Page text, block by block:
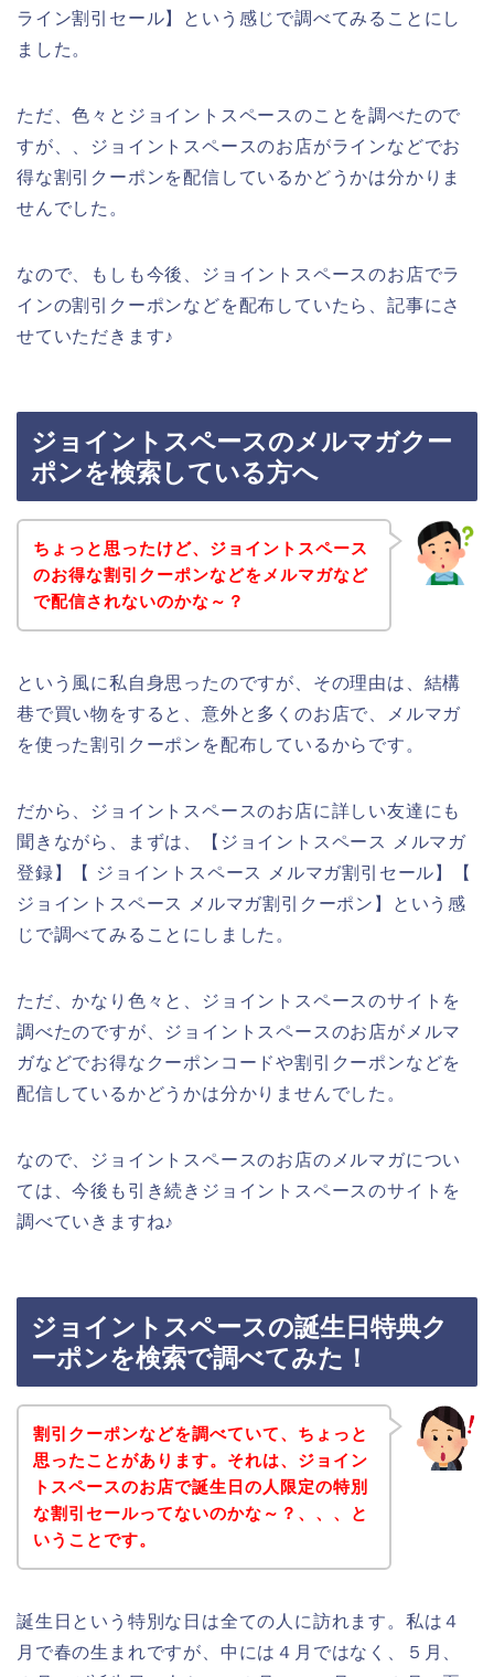
ライン割引セール】という感じで調べてみることにし
ました。
ただ、色々とジョイントスペースのことを調べたので
すが、、ジョイントスペースのお店がラインなどでお
得な割引クーポンを配信しているかどうかは分かりま
せんでした。
なので、もしも今後、ジョイントスペースのお店でラ
インの割引クーポンなどを配布していたら、記事にさ
せていただきます♪
ジョイントスペースのメルマガクー
ポンを検索している方へ
ちょっと思ったけど、ジョイントスペース
のお得な割引クーポンなどをメルマガなど
で配信されないのかな～？
という風に私自身思ったのですが、その理由は、結構
巷で買い物をすると、意外と多くのお店で、メルマガ
を使った割引クーポンを配布しているからです。
だから、ジョイントスペースのお店に詳しい友達にも
聞きながら、まずは、【ジョイントスペース メルマガ
登録】【 ジョイントスペース メルマガ割引セール】【
ジョイントスペース メルマガ割引クーポン】という感
じで調べてみることにしました。
ただ、かなり色々と、ジョイントスペースのサイトを
調べたのですが、ジョイントスペースのお店がメルマ
ガなどでお得なクーポンコードや割引クーポンなどを
配信しているかどうかは分かりませんでした。
なので、ジョイントスペースのお店のメルマガについ
ては、今後も引き続きジョイントスペースのサイトを
調べていきますね♪
ジョイントスペースの誕生日特典ク
ーポンを検索で調べてみた！
割引クーポンなどを調べていて、ちょっと
思ったことがあります。それは、ジョイン
トスペースのお店で誕生日の人限定の特別
な割引セールってないのかな～？、、、と
いうことです。
誕生日という特別な日は全ての人に訪れます。私は４
月で春の生まれですが、中には４月ではなく、５月、